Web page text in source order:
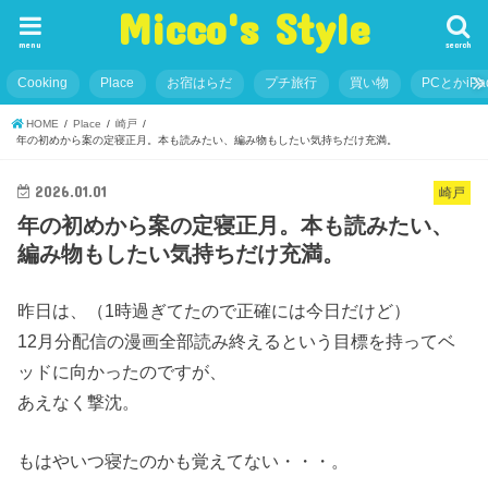
Micco's Style search
menu
Cooking Place お宿はらだ プチ旅行 買い物 PCとか
HOME Place
崎戸
年の初めから案の定寝正月。本も読みたい、編み物もしたい気持ちだけ充満。
崎戸
2026.01.01
年の初めから案の定寝正月。本も読みたい、
編み物もしたい気持ちだけ充満。
昨日は、（1時過ぎてたので正確には今日だけど）
12月分配信の漫画全部読み終えるという目標を持ってベ
ッドに向かったのですが、
あえなく撃沈。
もはやいつ寝たのかも覚えてない・・・。